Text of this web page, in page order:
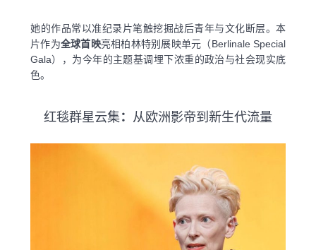
她的作品常以准纪录片笔触挖掘战后青年与文化断层。本
片作为全球首映亮相柏林特别展映单元（Berlinale Special
Gala），为今年的主题基调埋下浓重的政治与社会现实底
色。
红毯群星云集： 从欧洲影帝到新生代流量